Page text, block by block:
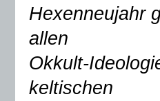
Hexenneujahr
allen
Okkult-
keltischen